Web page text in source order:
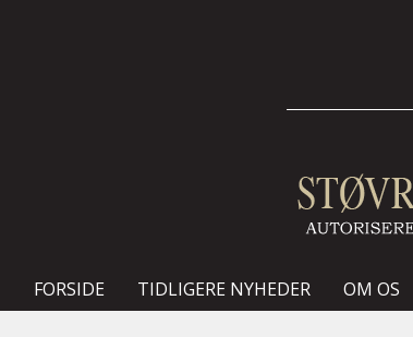
FORSIDE TIDLIGERE NYHEDER OM OS